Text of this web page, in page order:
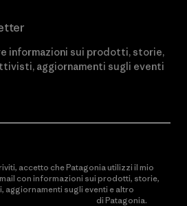
informazioni sui prodotti, storie,
aggiornamenti sugli eventi
accetto che Patagonia utilizzi il mio
con informazioni sui prodotti, storie,
aggiornamenti sugli eventi e altro
di Patagonia.